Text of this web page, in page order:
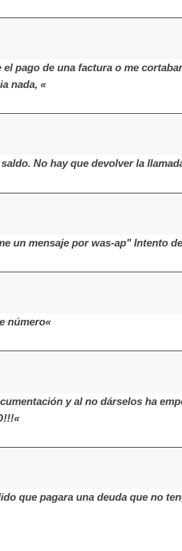
pago de una factura o me
nada, «
No hay que devolver la
un mensaje por was-ap" Intento
número«
y al no dárselos ha
que pagara una deuda que no